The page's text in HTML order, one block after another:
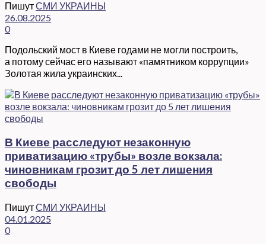
ПишутСМИ УКРАИНЫ
26.08.2025
0
Подольский мост в Киеве годами не могли построить,
а потому сейчас его называют «памятником коррупции»
Золотая жила украинских...
В Киеве расследуют незаконную
приватизацию «трубы» возле вокзала:
чиновникам грозит до 5 лет лишения
свободы
ПишутСМИ УКРАИНЫ
04.01.2025
0